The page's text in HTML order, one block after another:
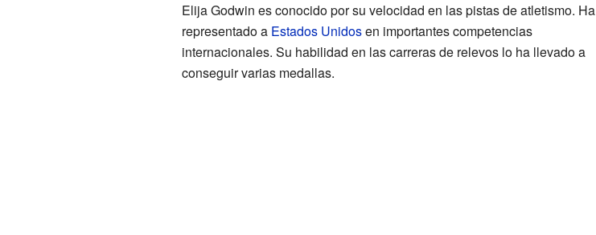
Elija Godwin es conocido por su velocidad en las pistas de atletismo. Ha
representado a Estados Unidosen importantes competencias
internacionales. Su habilidad en las carreras de relevos lo ha llevado a
conseguir varias medallas.